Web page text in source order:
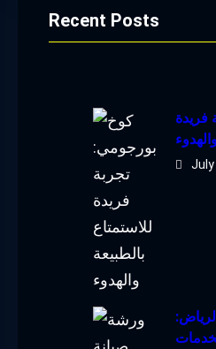
Recent Posts
فريدة
July